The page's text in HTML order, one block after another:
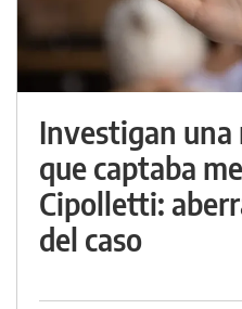
Investigan una
que captaba
Cipolletti:
del caso